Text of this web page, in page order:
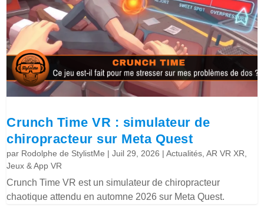
Crunch Time VR : simulateur de
chiropracteur sur Meta Quest
par Rodolphe de StylistMe |Juil 29, 2026 |Actualités ,AR VR XR
Jeux & App VR
Crunch Time VR est un simulateur de chiropracteur
chaotique attendu en automne 2026 sur Meta Quest.